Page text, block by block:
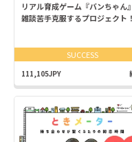
リアル育成ゲーム『バンちゃん
雑談苦手克服するプロジェクト！
SUCCESS
111,105JPY